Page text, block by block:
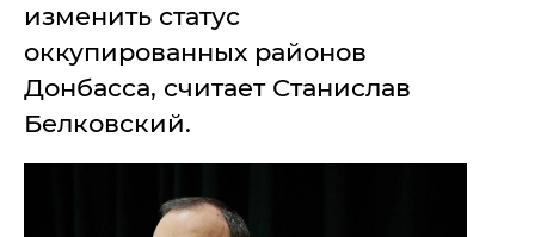
Спорт
Культура
Война на Донбассе и в
Крыму
"ДНР"
Новости Крыма
Лайф стайл
Стиль Диалога
изменить статус
оккупированных районов
Донбасса, считает Станислав
Белковский.